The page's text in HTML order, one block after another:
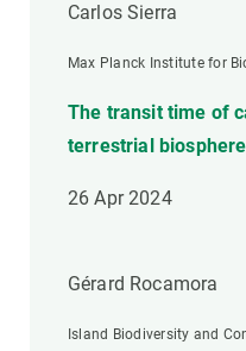
Carlos Sierra
Max Planck Institute for
The transit time of
terrestrial
26 Apr 2024
Gérard Rocamora
Island Biodiversity and